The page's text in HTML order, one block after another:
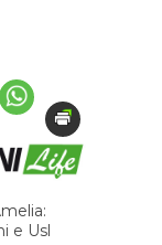
e Usl